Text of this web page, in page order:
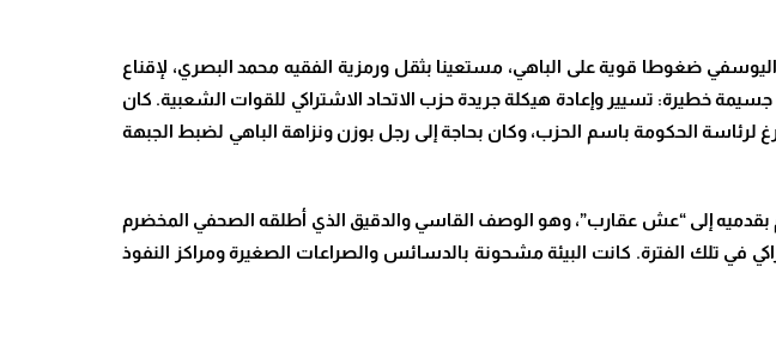
ضغوطا قوية على الباهي، مستعينا بثقل ورمزية الفقيه محمد البصري، لإقناع
خطيرة: تسيير وإعادة هيكلة جريدة حزب الاتحاد الاشتراكي للقوات الشعبية. كان
الحكومة باسم الحزب، وكان بحاجة إلى رجل بوزن ونزاهة الباهي لضبط الجبهة
بقدميه إلى “عش عقارب”، وهو الوصف القاسي والدقيق الذي أطلقه الصحفي المخضرم
في تلك الفترة. كانت البيئة مشحونة بالدسائس والصراعات الصغيرة ومراكز النفوذ